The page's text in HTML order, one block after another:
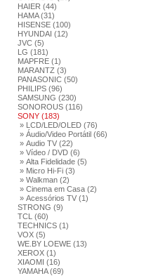
HAIER (44)
HAMA (31)
HISENSE (100)
HYUNDAI (12)
JVC (5)
LG (181)
MAPFRE (1)
MARANTZ (3)
PANASONIC (50)
PHILIPS (96)
SAMSUNG (230)
SONOROUS (116)
SONY (183)
» LCD/LED/OLED (76)
» Áudio/Video Portátil (66)
» Audio TV (22)
» Vídeo / DVD (6)
» Alta Fidelidade (5)
» Micro Hi-Fi (3)
» Walkman (2)
» Cinema em Casa (2)
» Acessórios TV (1)
STRONG (9)
TCL (60)
TECHNICS (1)
VOX (5)
WE.BY LOEWE (13)
XEROX (1)
XIAOMI (16)
YAMAHA (69)